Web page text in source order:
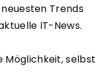
Trends
IT-News.
Möglichkeit, selbst